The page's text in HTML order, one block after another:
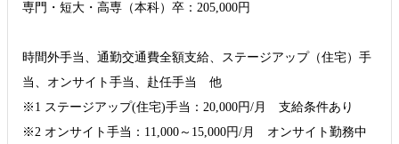
専門・短大・高専（本科）卒：205,000円
時間外手当、通勤交通費全額支給、ステージアップ（住宅）手
当、オンサイト手当、赴任手当 他
※1 ステージアップ(住宅)手当：20,000円/月 支給条件あり
※2 オンサイト手当：11,000～15,000円/月 オンサイト勤務中